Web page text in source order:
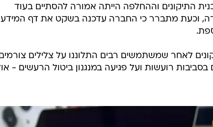
התיקונים וההחלפה הייתה אמורה להסתיים בעוד
וכעת מתברר כי החברה עדכנה בשקט את דף המידע
לאחר שמשתמשים רבים התלוננו על צלילים
רועשות ועל פגיעה במנגנון ביטול הרעשים -